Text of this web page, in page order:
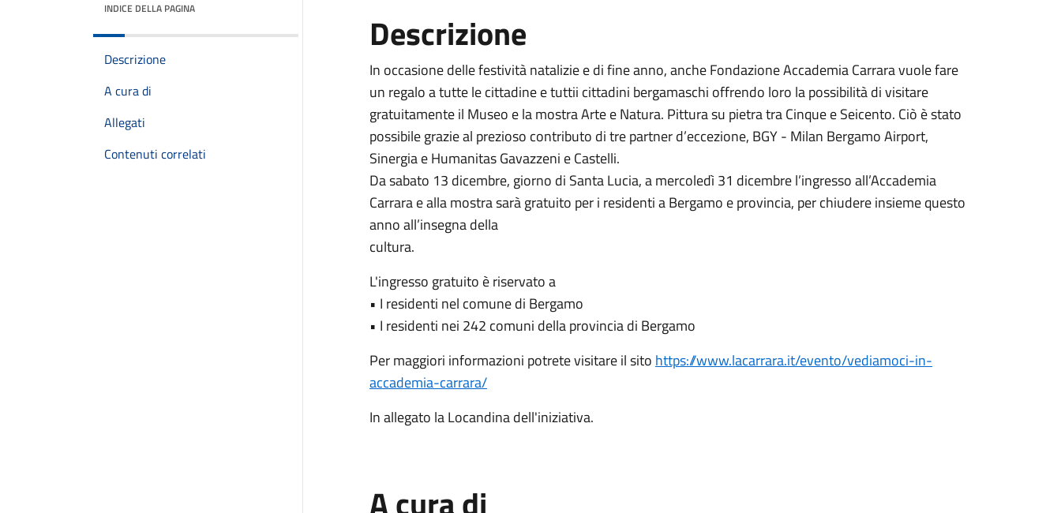
INDICE DELLA PAGINA
Descrizione
A cura di
Allegati
Contenuti correlati
Descrizione
In occasione delle festività natalizie e di fine anno, anche Fondazione Accademia Carrara vuole fare
un regalo a tutte le cittadine e tuttii cittadini bergamaschi offrendo loro la possibilità di visitare
gratuitamente il Museo e la mostra Arte e Natura. Pittura su pietra tra Cinque e Seicento. Ciò è stato
possibile grazie al prezioso contributo di tre partner d’eccezione, BGY - Milan Bergamo Airport,
Sinergia e Humanitas Gavazzeni e Castelli.
Da sabato 13 dicembre, giorno di Santa Lucia, a mercoledì 31 dicembre l’ingresso all’Accademia
Carrara e alla mostra sarà gratuito per i residenti a Bergamo e provincia, per chiudere insieme questo
anno all’insegna della
cultura.
L'ingresso gratuito è riservato a
• I residenti nel comune di Bergamo
• I residenti nei 242 comuni della provincia di Bergamo
Per maggiori informazioni potrete visitare il sito https://www.lacarrara.it/evento/vediamoci-in-
accademia-carrara/
In allegato la Locandina dell'iniziativa.